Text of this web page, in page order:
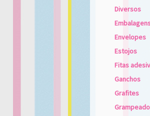
Diversos
Envelopes
Estojos
Fitas
Ganchos
Grafites